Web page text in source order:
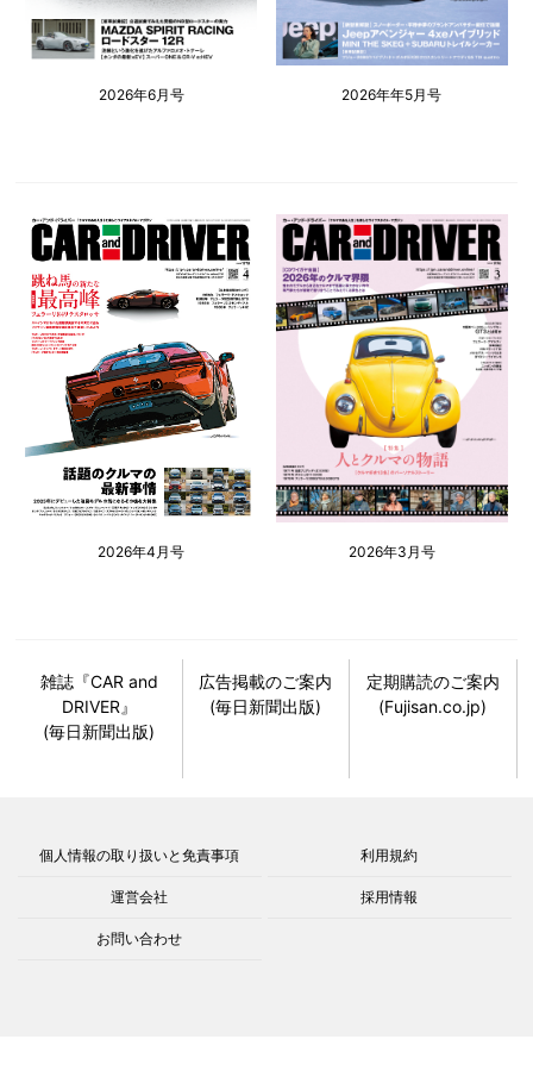
2026年6月号 2026年年5月号
2026年4月号 2026年3月号
雑誌『CAR and
DRIVER』
(毎日新聞出版)
広告掲載のご案内
(毎日新聞出版)
定期購読のご案内
(Fujisan.co.jp)
個人情報の取り扱いと免責事項 利用規約
運営会社 採用情報
お問い合わせ